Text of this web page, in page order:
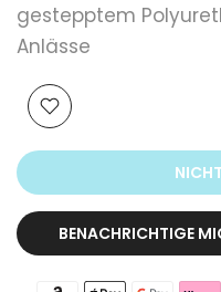
gestepptem
Anlässe
BENACHRICHTIGE